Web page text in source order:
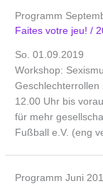
Programm
Faites votre jeu!/
So. 01.09.2019
Workshop:
Geschlechterrollen
12.00 Uhr bis
für mehr
Fußball e.V. (eng
Programm Juni